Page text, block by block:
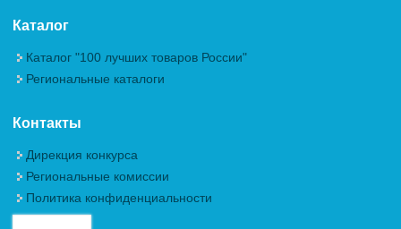
Каталог
Каталог "100 лучших товаров России"
Региональные каталоги
Контакты
Дирекция конкурса
Региональные комиссии
Политика конфиденциальности